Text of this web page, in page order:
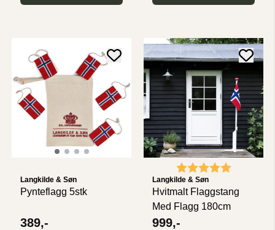
Langkilde & Søn
Pynteflagg 5stk
389,-
Karakter: 5.0 av 5
Langkilde & Søn
Hvitmalt Flaggstang
Med Flagg 180cm
999,-